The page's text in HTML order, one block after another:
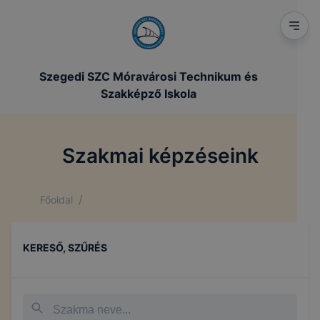
Szegedi SZC Móravárosi Technikum és
Szakképző Iskola
Szakmai képzéseink
Főoldal /
KERESŐ, SZŰRÉS